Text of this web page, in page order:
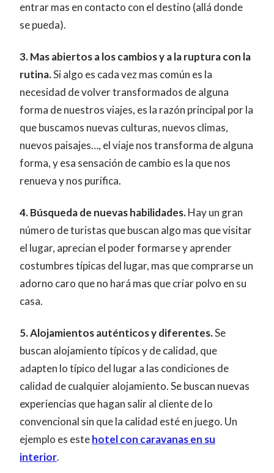
entrar mas en contacto con el destino (allá donde
se pueda).
3. Mas abiertos a los cambios y a la ruptura con la
rutina.Si algo es cada vez mas común es la
necesidad de volver transformados de alguna
forma de nuestros viajes, es la razón principal por la
que buscamos nuevas culturas, nuevos climas,
nuevos paisajes…, el viaje nos transforma de alguna
forma, y esa sensación de cambio es la que nos
renueva y nos purifica.
4. Búsqueda de nuevas habilidades.Hay un gran
número de turistas que buscan algo mas que visitar
el lugar, aprecian el poder formarse y aprender
costumbres típicas del lugar, mas que comprarse un
adorno caro que no hará mas que criar polvo en su
casa.
5. Alojamientos auténticos y diferentes.Se
buscan alojamiento típicos y de calidad, que
adapten lo típico del lugar a las condiciones de
calidad de cualquier alojamiento. Se buscan nuevas
experiencias que hagan salir al cliente de lo
convencional sin que la calidad esté en juego. Un
ejemplo es estehotel con caravanas en su
interior.